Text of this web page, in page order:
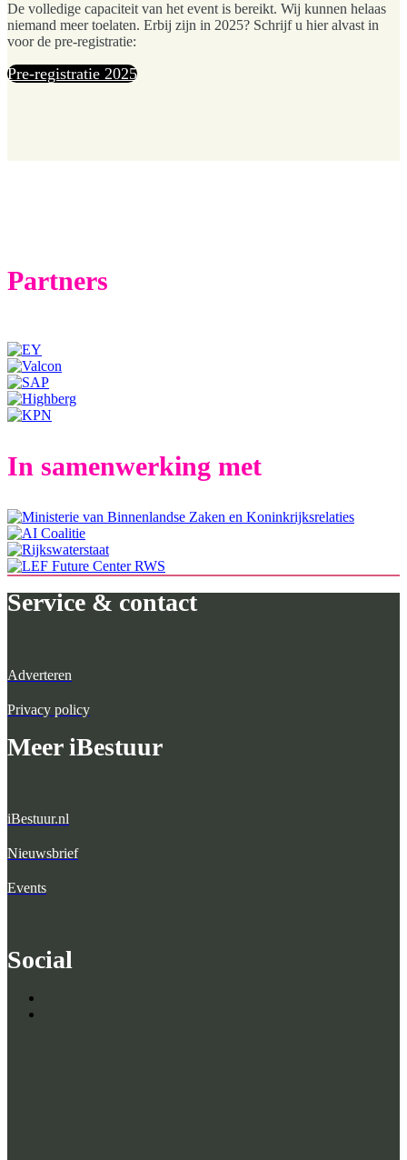
De volledige capaciteit van het event is bereikt. Wij kunnen helaas
niemand meer toelaten. Erbij zijn in 2025? Schrijf u hier alvast in
voor de pre-registratie:
Pre-registratie 2025
Partners
In samenwerking met
Service & contact
Adverteren
Privacy policy
Meer iBestuur
iBestuur.nl
Nieuwsbrief
Events
Social